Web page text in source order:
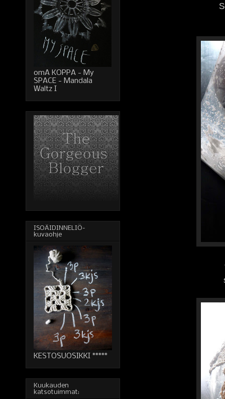
omA KOPPA - My
SPACE - Mandala
Waltz I
ISOÄIDINNELIÖ-
kuvaohje
KESTOSUOSIKKI *****
Kuukauden
katsotuimmat: